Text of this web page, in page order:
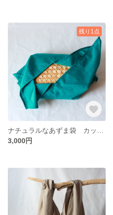
残り1点
3,000円